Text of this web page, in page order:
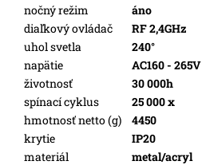
nočný režim
áno
diaľkový ovládač
RF 2,4GHz
uhol svetla
240°
napätie
AC160 - 265V
životnosť
30 000h
spínací cyklus
25 000 x
hmotnosť netto (g)
4450
krytie
IP20
materiál
metal/acryl